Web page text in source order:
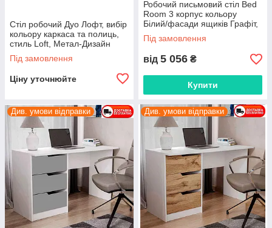
Стіл робочий Дуо Лофт, вибір
кольору каркаса та полиць,
стиль Loft, Метал-Дизайн
Під замовлення
Ціну уточнюйте
Робочий письмовий стіл Bed
Room 3 корпус кольору
Білий/фасади ящиків Графіт,
вибір кольору корпусу та
фасадів
Під замовлення
від 5 056 ₴
Купити
Див. умови відправки Див. умови відправки